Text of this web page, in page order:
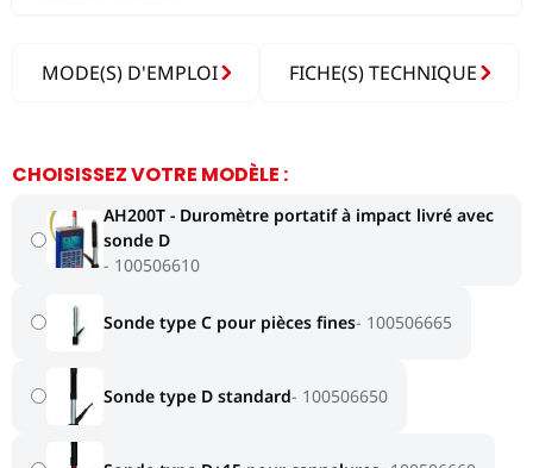
MODE(S) D'EMPLOI FICHE(S) TECHNIQUE
CHOISISSEZ VOTRE MODÈLE :
AH200T - Duromètre portatif à impact livré avec
sonde D
100506610
Sonde type C pour pièces fines 100506665
Sonde type D standard 100506650